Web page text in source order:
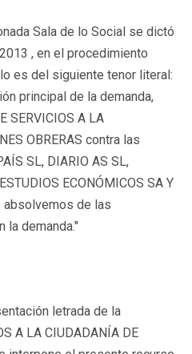
Sala de lo Social se dictó
, en el procedimiento
es del siguiente tenor literal:
principal de la demanda,
SERVICIOS A LA
OBRERAS contra las
SL, DIARIO AS SL,
ECONÓMICOS SA Y
absolvemos de las
la demanda."
letrada de la
A LA CIUDADANÍA DE